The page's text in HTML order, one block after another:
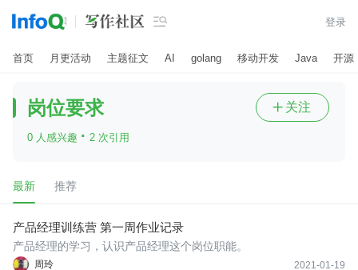
 登录
首页 月更活动 主题征文 AI golang 移动开发 Java 开源
岗位要求
0 人感兴趣 · 2 次引用
 关注
最新 推荐
产品经理训练营 第一周作业记录
周玲 2021-01-19
产品经理的学习，认识产品经理这个岗位职能。